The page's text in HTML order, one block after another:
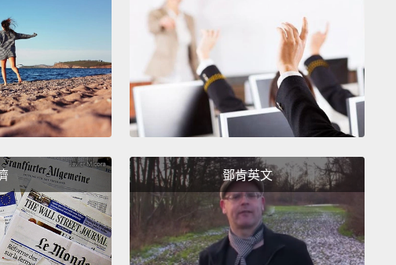
能讓你呆在美聯東區墊底的位置，巴爾的摩金鶯隊都幹得比婚
姻好。
But this ceremony...commencement, a commencement
works every time. From this day forward, truly, in sickness
and in health,
through financial fiascos,
through midlife
crises and passably attractive sales reps at trade shows
in Cincinnati, (parents get that), through diminishing
tolerance for annoyingness,
through every difference,
irreconcilable and otherwise,
you will stay forever
graduated from high school, you and your diploma as
鄧肯英文